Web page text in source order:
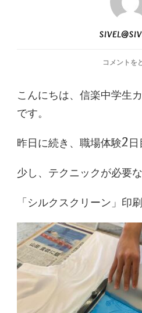
コメントを
こんにちは、信楽中学生
です。
昨日に続き、職場体験2日
少し、テクニックが必要
「シルクスクリーン」印刷